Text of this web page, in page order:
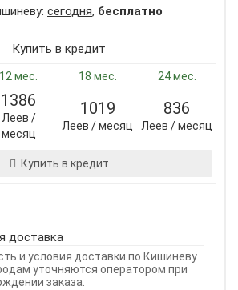
сегодня, бесплатно
Купить в кредит
12 мес. 18 мес. 24 мес.
1386
Леев /
месяц
1019
Леев / месяц
836
Леев / месяц
Купить в кредит
доставка
и условия доставки по Кишиневу
уточняются оператором при
заказа.